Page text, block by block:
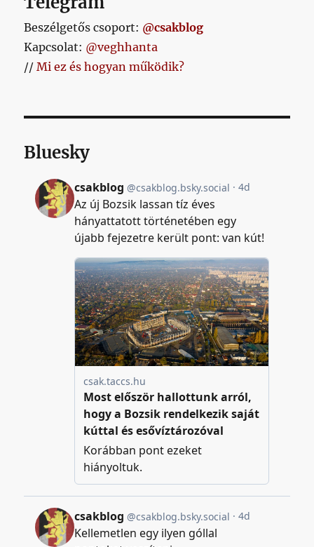
Beszélgetős csoport: @csakblog
Kapcsolat: @veghhanta
//Mi ez és hogyan működik?
Bluesky